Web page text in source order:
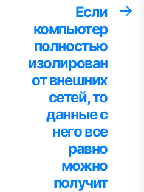
Если
компьютер
полностью
изолирован
от внешних
сетей, то
данные с
него все
равно
можно
получит